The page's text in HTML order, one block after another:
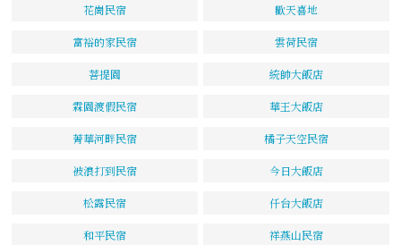
花崗民宿 歡天喜地
富裕的家民宿 雲荷民宿
菩提園 統帥大飯店
霖園渡假民宿 華王大飯店
菁華河畔民宿 橘子天空民宿
被浪打到民宿 今日大飯店
松露民宿 仟台大飯店
和平民宿 祥燕山民宿